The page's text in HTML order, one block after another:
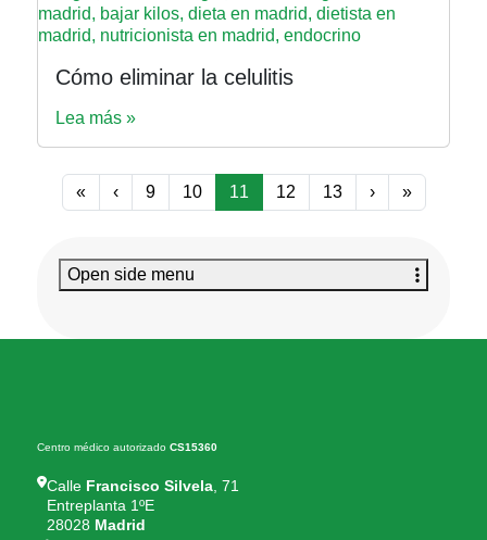
Cómo eliminar la celulitis
Lea más »
Page navigation
« ‹ Page
9 Page
10 Current Page
11 Page
12 Page
13 › »
Open side menu
Centro médico autorizadoCS15360
Calle Francisco Silvela, 71
Entreplanta 1ºE
28028 Madrid